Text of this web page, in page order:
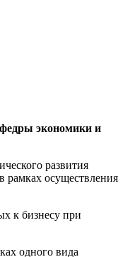
экономики и
развития
рамках осуществления
к бизнесу при
одного вида